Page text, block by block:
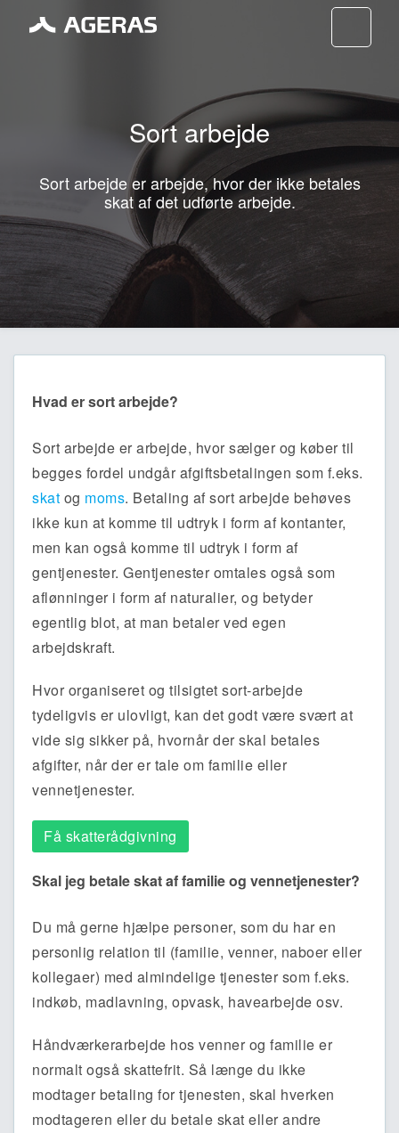
Sort arbejde
Sort arbejde er arbejde, hvor der ikke betales
skat af det udførte arbejde.
Hvad er sort arbejde?
Sort arbejde er arbejde, hvor sælger og køber til
begges fordel undgår afgiftsbetalingen som f.eks.
skat og moms. Betaling af sort arbejde behøves
ikke kun at komme til udtryk i form af kontanter,
men kan også komme til udtryk i form af
gentjenester. Gentjenester omtales også som
aflønninger i form af naturalier, og betyder
egentlig blot, at man betaler ved egen
arbejdskraft.
Hvor organiseret og tilsigtet sort-arbejde
tydeligvis er ulovligt, kan det godt være svært at
vide sig sikker på, hvornår der skal betales
afgifter, når der er tale om familie eller
vennetjenester.
Få skatterådgivning
Skal jeg betale skat af familie og vennetjenester?
Du må gerne hjælpe personer, som du har en
personlig relation til (familie, venner, naboer eller
kollegaer) med almindelige tjenester som f.eks.
indkøb, madlavning, opvask, havearbejde osv.
Håndværkerarbejde hos venner og familie er
normalt også skattefrit. Så længe du ikke
modtager betaling for tjenesten, skal hverken
modtageren eller du betale skat eller andre